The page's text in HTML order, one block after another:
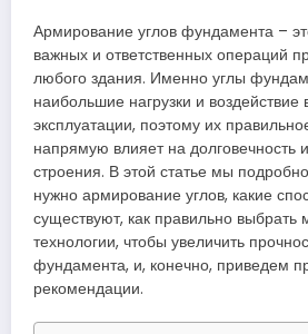
Армирование углов фундамента –
важных и ответственных операций
любого здания. Именно углы
наибольшие нагрузки и воздействие
эксплуатации, поэтому их
напрямую влияет на долговечность
строения. В этой статье мы
нужно армирование углов, какие
существуют, как правильно выбрать
технологии, чтобы увеличить
фундамента, и, конечно, приведем
рекомендации.